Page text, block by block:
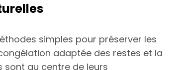
simples pour préserver les
adaptée des restes et la
au centre de leurs